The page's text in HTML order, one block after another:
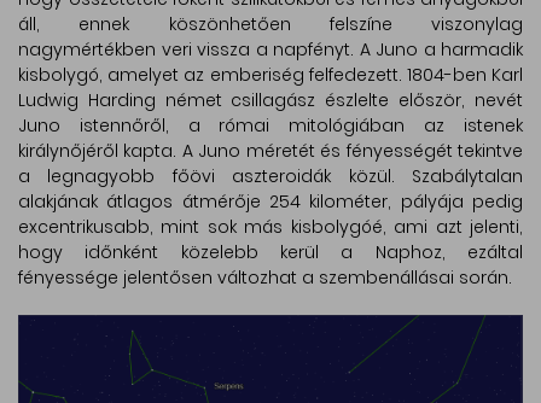
áll, ennek köszönhetően felszíne viszonylag
nagymértékben veri vissza a napfényt. A Juno a harmadik
kisbolygó, amelyet az emberiség felfedezett. 1804-ben Karl
Ludwig Harding német csillagász észlelte először, nevét
Juno istennőről, a római mitológiában az istenek
királynőjéről kapta. A Juno méretét és fényességét tekintve
a legnagyobb főövi aszteroidák közül. Szabálytalan
alakjának átlagos átmérője 254 kilométer, pályája pedig
excentrikusabb, mint sok más kisbolygóé, ami azt jelenti,
hogy időnként közelebb kerül a Naphoz, ezáltal
fényessége jelentősen változhat a szembenállásai során.